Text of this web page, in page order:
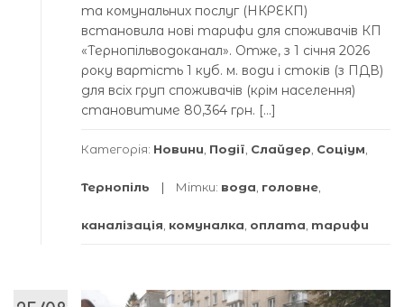
та комунальних послуг (НКРЕКП)
встановила нові тарифи для споживачів КП
«Тернопільводоканал». Отже, з 1 січня 2026
року вартість 1 куб. м. води і стоків (з ПДВ)
для всіх груп споживачів (крім населення)
становитиме 80,364 грн. […]
Категорія: Новини Події Слайдер Соціум
Тернопіль Мітки: вода головне
каналізація комуналка оплата тарифи